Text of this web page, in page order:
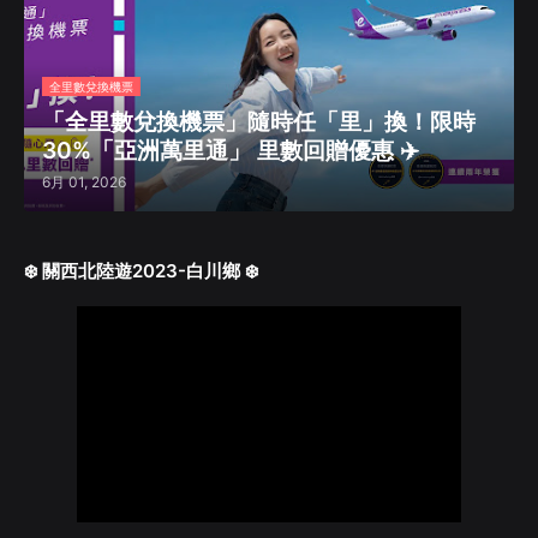
全里數兌換機票
「全里數兌換機票」隨時任「里」換！限時
30%「亞洲萬里通」 里數回贈優惠 ✈️
6月 01, 2026
❄️ 關西北陸遊2023-白川鄉 ❄️